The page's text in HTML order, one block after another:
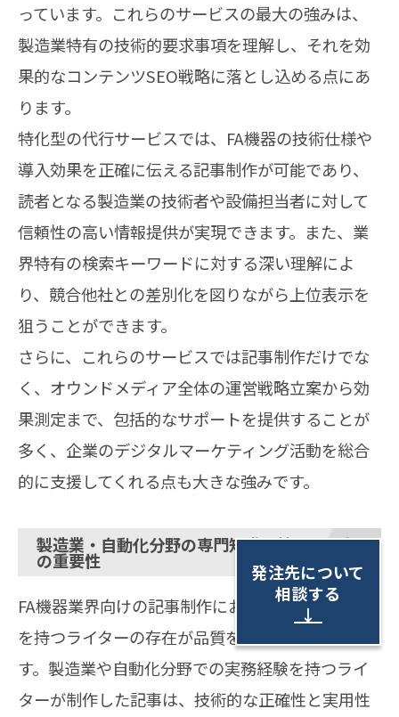
っています。これらのサービスの最大の強みは、
製造業特有の技術的要求事項を理解し、それを効
果的なコンテンツSEO戦略に落とし込める点にあ
ります。
特化型の代行サービスでは、FA機器の技術仕様や
導入効果を正確に伝える記事制作が可能であり、
読者となる製造業の技術者や設備担当者に対して
信頼性の高い情報提供が実現できます。また、業
界特有の検索キーワードに対する深い理解によ
り、競合他社との差別化を図りながら上位表示を
狙うことができます。
さらに、これらのサービスでは記事制作だけでな
く、オウンドメディア全体の運営戦略立案から効
果測定まで、包括的なサポートを提供することが
多く、企業のデジタルマーケティング活動を総合
的に支援してくれる点も大きな強みです。
製造業・自動化分野の専門知識を持つライター
の重要性
FA機器業界向けの記事制作においては、専門知識
を持つライターの存在が品質を大きく左右しま
す。製造業や自動化分野での実務経験を持つライ
ターが制作した記事は、技術的な正確性と実用性
発注先について
相談する
↓